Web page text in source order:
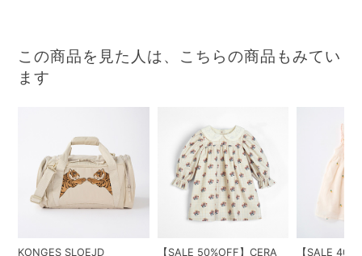
この商品を見た人は、こちらの商品もみてい
ます
KONGES SLOEJD 【SALE 50%OFF】CERA 【SALE